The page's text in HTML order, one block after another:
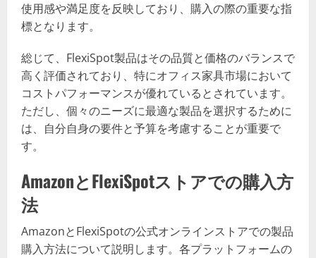
使用感や満足度を反映しており、購入の際の重要な指
標となります。
総じて、FlexiSpot製品はその品質と価格のバランスで
高く評価されており、特にオフィス家具市場において
コストパフォーマンスが優れているとされています。
ただし、個々のニーズに最適な製品を選択するために
は、自分自身の要件と予算を考慮することが重要で
す。
AmazonとFlexiSpotストアでの購入方
法
AmazonとFlexiSpotの公式オンラインストアでの製品
購入方法について説明します。各プラットフォームの